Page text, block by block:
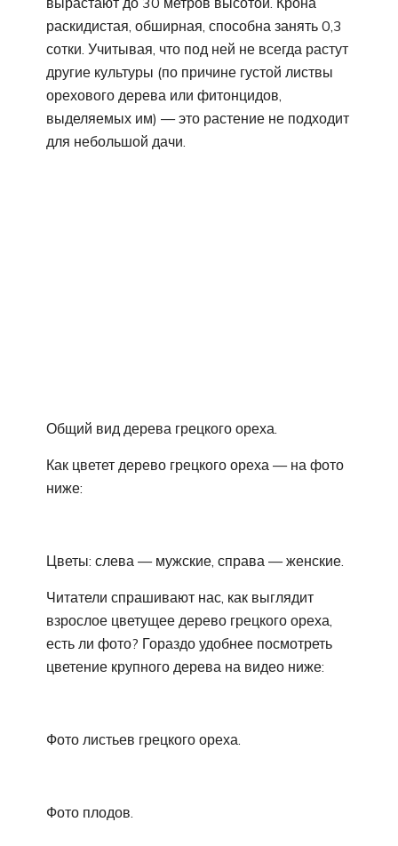
раскидистая, обширная, способна занять 0,3
сотки. Учитывая, что под ней не всегда растут
другие культуры (по причине густой листвы
орехового дерева или фитонцидов,
выделяемых им) — это растение не подходит
для небольшой дачи.
Общий вид дерева грецкого ореха.
Как цветет дерево грецкого ореха — на фото
ниже:
Цветы: слева — мужские, справа — женские.
Читатели спрашивают нас, как выглядит
взрослое цветущее дерево грецкого ореха,
есть ли фото? Гораздо удобнее посмотреть
цветение крупного дерева на видео ниже:
Фото листьев грецкого ореха.
Фото плодов.